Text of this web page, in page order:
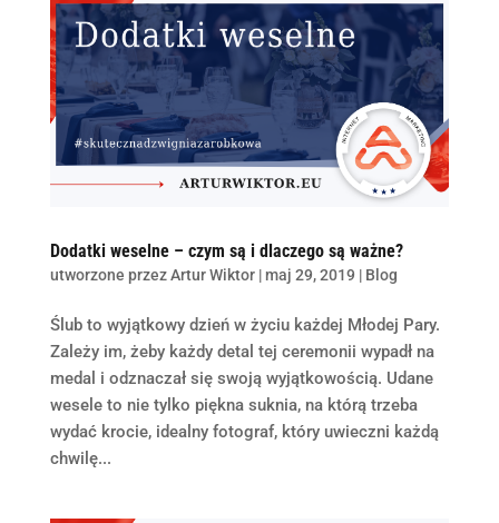
Dodatki weselne – czym są i dlaczego są ważne?
utworzone przezArtur Wiktor|maj 29, 2019 | Blog
Ślub to wyjątkowy dzień w życiu każdej Młodej Pary.
Zależy im, żeby każdy detal tej ceremonii wypadł na
medal i odznaczał się swoją wyjątkowością. Udane
wesele to nie tylko piękna suknia, na którą trzeba
wydać krocie, idealny fotograf, który uwieczni każdą
chwilę...